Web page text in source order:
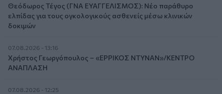
Θεόδωρος Τέγος (ΓΝΑ ΕΥΑΓΓΕΛΙΣΜΟΣ): Νέο παράθυρο
ελπίδας για τους ογκολογικούς ασθενείς μέσω κλινικών
δοκιμών
07.08.2026 - 13:16
Χρήστος Γεωργόπουλος – «ΕΡΡΙΚΟΣ ΝΤΥΝΑΝ»/ΚΕΝΤΡΟ
ΑΝΑΠΛΑΣΗ
07.08.2026 - 12:25